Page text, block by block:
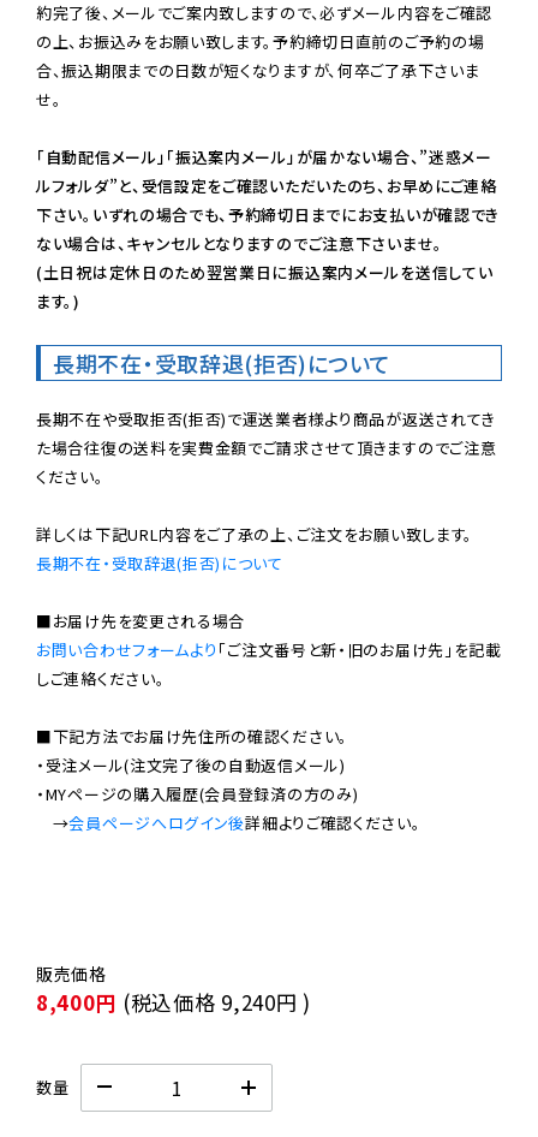
約完了後、メールでご案内致しますので、必ずメール内容をご確認
の上、お振込みをお願い致します。予約締切日直前のご予約の場
合、振込期限までの日数が短くなりますが、何卒ご了承下さいま
せ。
「自動配信メール」「振込案内メール」が届かない場合、”迷惑メー
ルフォルダ”と、受信設定をご確認いただいたのち、お早めにご連絡
下さい。いずれの場合でも、予約締切日までにお支払いが確認でき
ない場合は、キャンセルとなりますのでご注意下さいませ。
(土日祝は定休日のため翌営業日に振込案内メールを送信してい
ます。)
長期不在・受取辞退(拒否)について
長期不在や受取拒否(拒否)で運送業者様より商品が返送されてき
た場合往復の送料を実費金額でご請求させて頂きますのでご注意
ください。
長期不在・受取辞退(拒否)について
お問い合わせフォームより 「ご注文番号と新・旧のお届け先」を記載
しご連絡ください。
■下記方法でお届け先住所の確認ください。
・受注メール(注文完了後の自動返信メール)
・MYページの購入履歴(会員登録済の方のみ)
→会員ページへログイン後
8,400円 (税込価格 9,240円 )
数量